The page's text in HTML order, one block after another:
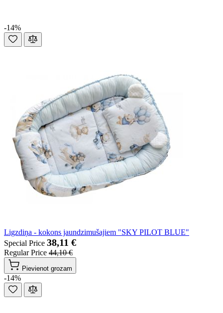
-14%
Ligzdiņa - kokons jaundzimušajiem "SKY PILOT BLUE"
Special Price 38,11 €
Regular Price 44,10 €
Pievienot grozam
-14%